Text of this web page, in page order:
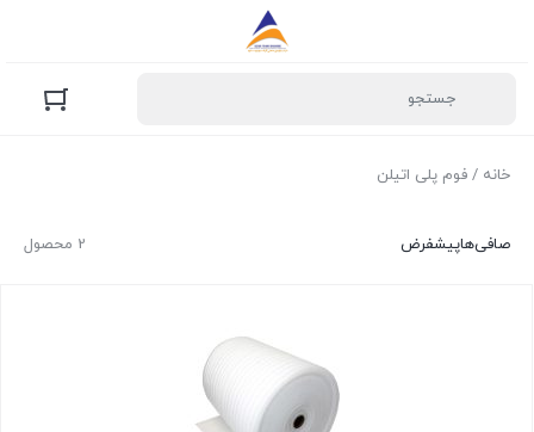
خانه / فوم پلی اتیلن
2 محصول صافی‌هاپیشفرض